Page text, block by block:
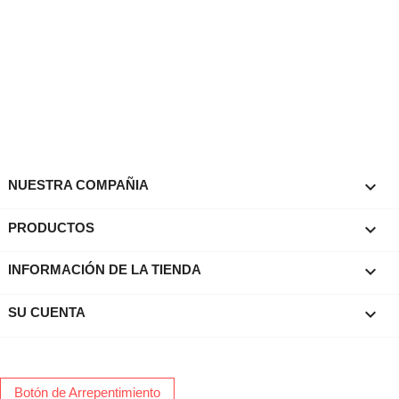
NUESTRA COMPAÑIA 
PRODUCTOS 
INFORMACIÓN DE LA TIENDA keyboard_arrow_down
SU CUENTA 
Botón de Arrepentimiento